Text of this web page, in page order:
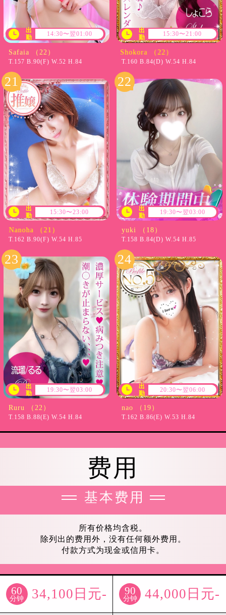
出
勤
14:30〜翌01:00
Safaia （22）
T.157 B.90(F) W.52 H.84
出
勤
15:30〜21:00
T.160 B.84(D) W.54 H.84
出
勤
15:30〜23:00
Nanoha （21）
T.162 B.90(F) W.54 H.85
出
勤
19:30〜翌03:00
yuki （18）
T.158 B.84(D) W.54 H.85
出
勤
19:30〜翌03:00
Ruru （22）
T.158 B.88(E) W.54 H.84
出
勤
20:30〜翌06:00
nao （19）
T.162 B.86(E) W.53 H.84
费用
基本费用
所有价格均含税。
除列出的费用外，没有任何额外费用。
付款方式为现金或信用卡。
60
分钟 34,100日元- 90
分钟 44,000日元-